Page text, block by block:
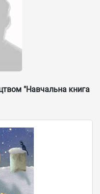
"Навчальна книга